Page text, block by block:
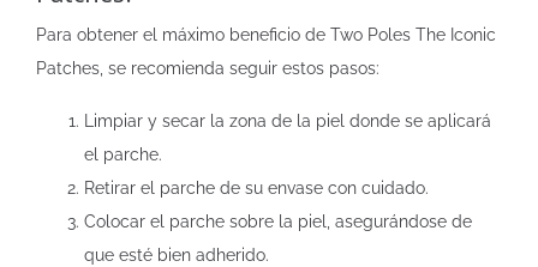
Para obtener el máximo beneficio de Two Poles The Iconic
Patches, se recomienda seguir estos pasos:
Limpiar y secar la zona de la piel donde se aplicará
el parche.
Retirar el parche de su envase con cuidado.
Colocar el parche sobre la piel, asegurándose de
que esté bien adherido.